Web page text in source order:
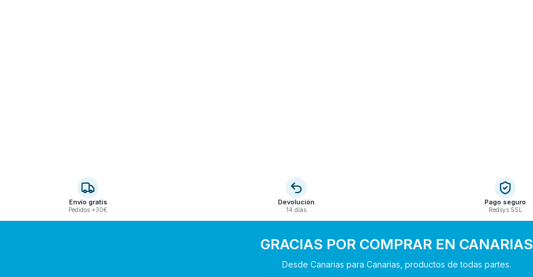
Envío gratis
Pedidos +30€
Devolución
14 días
Pago seguro
Redsys SSL
GRACIAS POR COMPRAR EN CANARIAS
Desde Canarias para Canarias, productos de todas partes.